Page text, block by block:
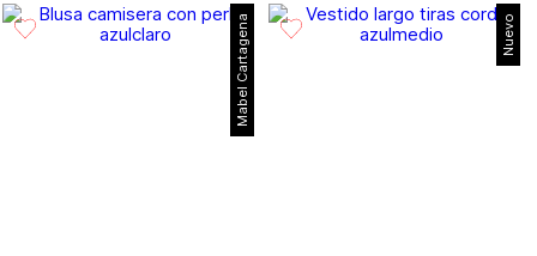
Mabel Cartagena Nuevo